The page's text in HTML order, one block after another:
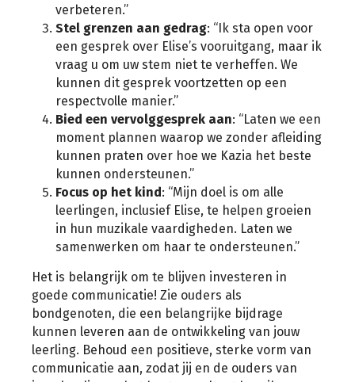
verbeteren.”
Stel grenzen aan gedrag: “Ik sta open voor
een gesprek over Elise’s vooruitgang, maar ik
vraag u om uw stem niet te verheffen. We
kunnen dit gesprek voortzetten op een
respectvolle manier.”
Bied een vervolggesprek aan: “Laten we een
moment plannen waarop we zonder afleiding
kunnen praten over hoe we Kazia het beste
kunnen ondersteunen.”
Focus op het kind: “Mijn doel is om alle
leerlingen, inclusief Elise, te helpen groeien
in hun muzikale vaardigheden. Laten we
samenwerken om haar te ondersteunen.”
Het is belangrijk om te blijven investeren in
goede communicatie! Zie ouders als
bondgenoten, die een belangrijke bijdrage
kunnen leveren aan de ontwikkeling van jouw
leerling. Behoud een positieve, sterke vorm van
communicatie aan, zodat jij en de ouders van